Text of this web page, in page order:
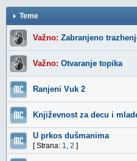
Teme
Važno: Zabranjeno
Važno: Otvaranje topika
Ranjeni Vuk 2
Književnost za decu i
U prkos dušmanima
[ Strana: 1, 2 ]